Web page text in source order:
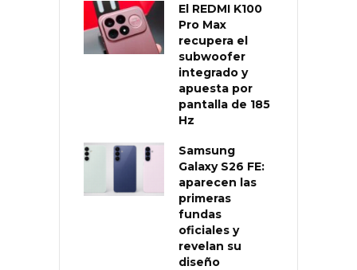
El REDMI K100
Pro Max
recupera el
subwoofer
integrado y
apuesta por
pantalla de 185
Hz
Samsung
Galaxy S26 FE:
aparecen las
primeras
fundas
oficiales y
revelan su
diseño